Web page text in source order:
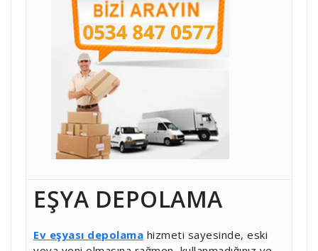
EŞYA DEPOLAMA
Ev eşyası depolama hizmeti sayesinde, eski